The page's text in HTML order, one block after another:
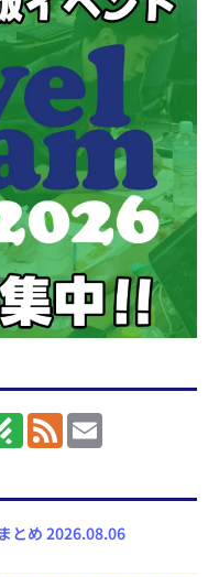
F
e
l
F
e
l
とめ 2026.08.06